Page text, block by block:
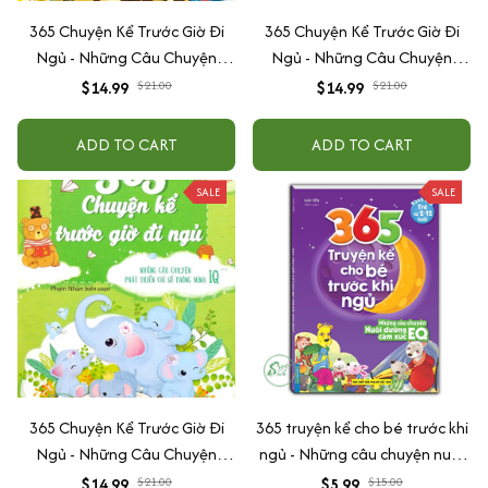
365 Chuyện Kể Trước Giờ Đi
Ngủ - Những Câu Chuyện
Phát Triển Chỉ Số Tình Cảm EQ
$14.99 $21.00
ADD TO CART
365 Chuyện Kể Trước Giờ Đi
Ngủ - Những Câu Chuyện
Phát Triển Chỉ Số Tình Cảm EQ
$14.99 $21.00
ADD TO CART
SALE
365 Chuyện Kể Trước Giờ Đi
Ngủ - Những Câu Chuyện
Phát Triển Chỉ Số Thông Minh
$21.00
SALE
365 truyện kể cho bé trước khi
ngủ - Những câu chuyện nuôi
dưỡng cảm xúc EQ (2-12 tuổi)
$15.00